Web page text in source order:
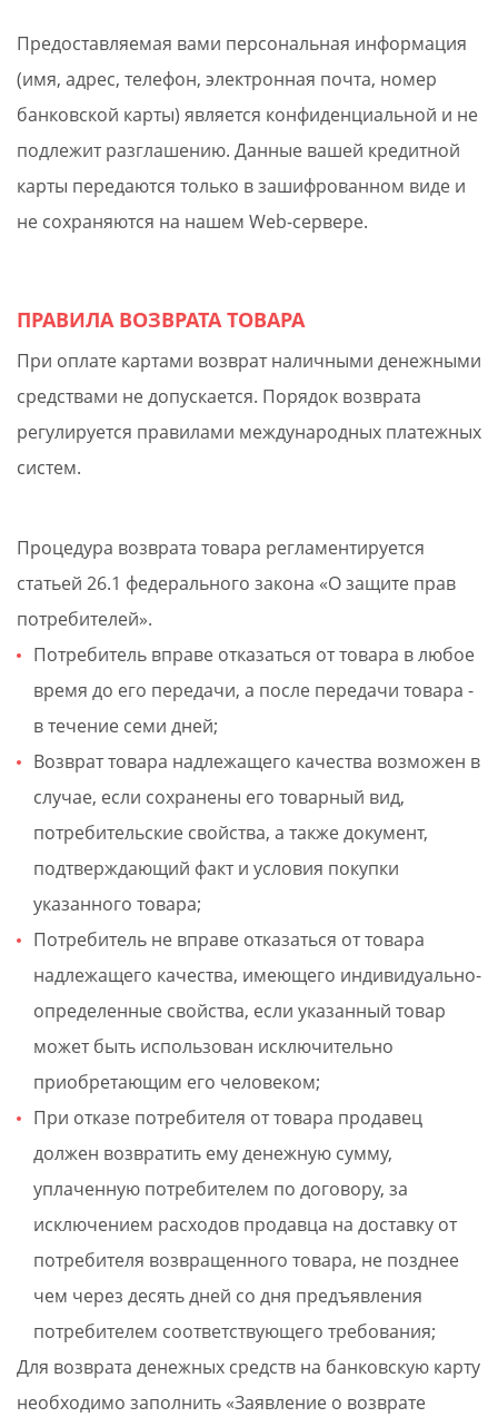
Предоставляемая вами персональная информация
(имя, адрес, телефон, электронная почта, номер
банковской карты) является конфиденциальной и не
подлежит разглашению. Данные вашей кредитной
карты передаются только в зашифрованном виде и
не сохраняются на нашем Web-сервере.
ПРАВИЛА ВОЗВРАТА ТОВАРА
При оплате картами возврат наличными денежными
средствами не допускается. Порядок возврата
регулируется правилами международных платежных
систем.
Процедура возврата товара регламентируется
статьей 26.1 федерального закона «О защите прав
потребителей».
Потребитель вправе отказаться от товара в любое
время до его передачи, а после передачи товара -
в течение семи дней;
Возврат товара надлежащего качества возможен в
случае, если сохранены его товарный вид,
потребительские свойства, а также документ,
подтверждающий факт и условия покупки
указанного товара;
Потребитель не вправе отказаться от товара
надлежащего качества, имеющего индивидуально-
определенные свойства, если указанный товар
может быть использован исключительно
приобретающим его человеком;
При отказе потребителя от товара продавец
должен возвратить ему денежную сумму,
уплаченную потребителем по договору, за
исключением расходов продавца на доставку от
потребителя возвращенного товара, не позднее
чем через десять дней со дня предъявления
потребителем соответствующего требования;
Для возврата денежных средств на банковскую карту
необходимо заполнить «Заявление о возврате